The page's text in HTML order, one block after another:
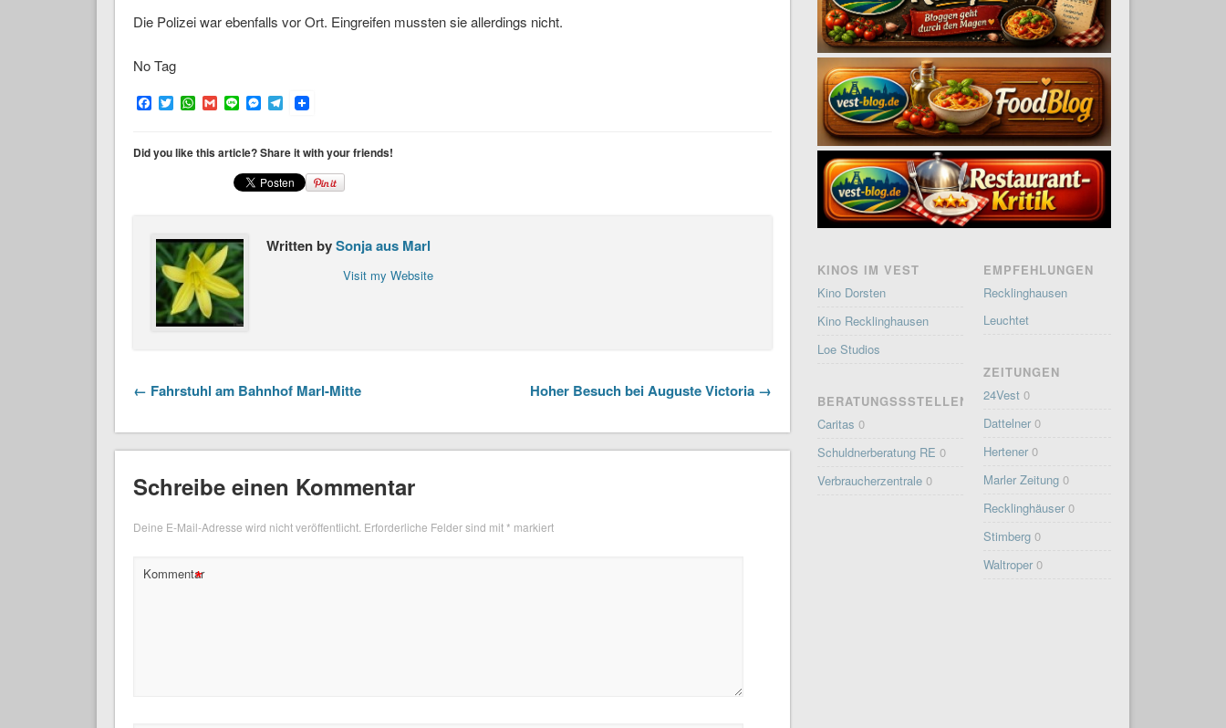
Die Polizei war ebenfalls vor Ort. Eingreifen mussten sie allerdings nicht.
No Tag
Facebook
TwitterWhatsApp
Gmail
LineMessenger
Telegram
Did you like this article? Share it with your friends!
Written bySonja aus Marl
Visit my Website
← Fahrstuhl am Bahnhof Marl-Mitte Hoher Besuch bei Auguste Victoria →
Schreibe einen Kommentar
Deine E-Mail-Adresse wird nicht veröffentlicht. Erforderliche Felder sind mit* markiert
Kommentar
*
KINOS IM VEST
Kino Dorsten
Kino Recklinghausen
Loe Studios
BERATUNGSSSTELLEN
Caritas 0
Schuldnerberatung RE 0
Verbraucherzentrale 0
EMPFEHLUNGEN
Recklinghausen
Leuchtet
ZEITUNGEN
24Vest 0
Dattelner 0
Hertener 0
Marler Zeitung 0
Recklinghäuser 0
Stimberg 0
Waltroper 0